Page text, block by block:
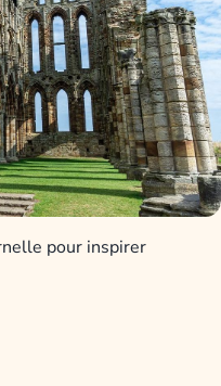
pour inspirer